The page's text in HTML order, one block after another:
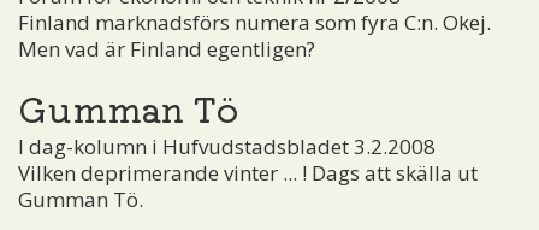
Finland marknadsförs numera som fyra C:n. Okej.
Men vad är Finland egentligen?
Gumman Tö
I dag-kolumn i Hufvudstadsbladet 3.2.2008
Vilken deprimerande vinter ... ! Dags att skälla ut
Gumman Tö.